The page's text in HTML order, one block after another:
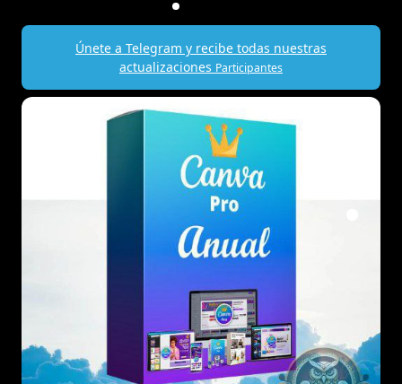
Únete a Telegram y recibe todas nuestras
actualizaciones Participantes